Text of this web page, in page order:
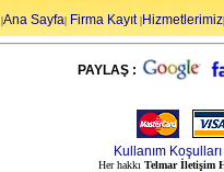
|Ana Sayfa| Firma Kayıt|Hizmetlerimiz|
PAYLAŞ :
Kullanım Koşulları
Her hakkı Telmar İletişim